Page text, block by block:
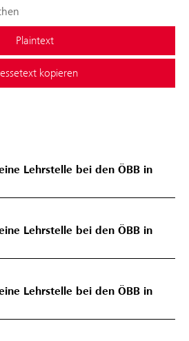
Plaintext
kopieren
Lehrstelle bei den ÖBB in
Lehrstelle bei den ÖBB in
Lehrstelle bei den ÖBB in